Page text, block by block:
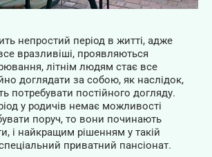
непростий період в житті, адже
вразливіші, проявляються
літнім людям стає все
доглядати за собою, як наслідок,
потребувати постійного догляду.
у родичів немає можливості
поруч, то вони починають
і найкращим рішенням у такій
приватний пансіонат.